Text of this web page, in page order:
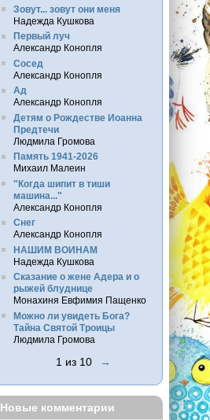
Зовут... зовут они меня
Надежда Кушкова
Первый луч
Александр Конопля
Сосед
Александр Конопля
Ад
Александр Конопля
Детям о Рождестве Иоанна
Предтечи
Людмила Громова
Память 1941-2026
Михаил Малеин
"Когда шипит в тиши
машина..."
Александр Конопля
Снег
Александр Конопля
НАШИМ ВОИНАМ
Надежда Кушкова
Сказание о жене Адера и о
рыжей блуднице
Монахиня Евфимия Пащенко
Можно ли увидеть Бога?
Тайна Святой Троицы
Людмила Громова
1 из 10 →
Новые комментарии